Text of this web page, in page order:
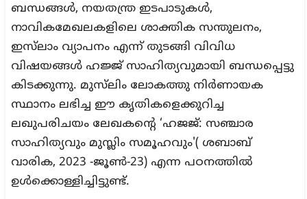
ബന്ധങ്ങൾ, നയതന്ത്ര ഇടപാടുകൾ,
നാവികമേഖലകളിലെ ശാക്തിക സന്തുലനം,
ഇസ്‌ലാം വ്യാപനം എന്ന് തുടങ്ങി വിവിധ
വിഷയങ്ങൾ ഹജ്ജ് സാഹിത്യവുമായി ബന്ധപ്പെട്ടു
കിടക്കുന്നു. മുസ്‌ലിം ലോകത്തു നിർണായക
സ്ഥാനം ലഭിച്ച ഈ കൃതികളെക്കുറിച്ച
ലഖുപരിചയം ലേഖകന്റെ ‘ഹജജ്: സഞ്ചാര
സാഹിത്യവും മുസ്ലിം സമൂഹവും'( ശബാബ്
വാരിക, 2023 -ജൂൺ-23) എന്ന പഠനത്തിൽ
ഉൾക്കൊള്ളിച്ചിട്ടുണ്ട്.